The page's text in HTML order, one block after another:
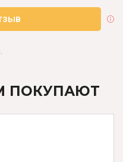
ПОКУПАЮТ